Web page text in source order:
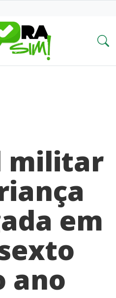
militar
em
ano